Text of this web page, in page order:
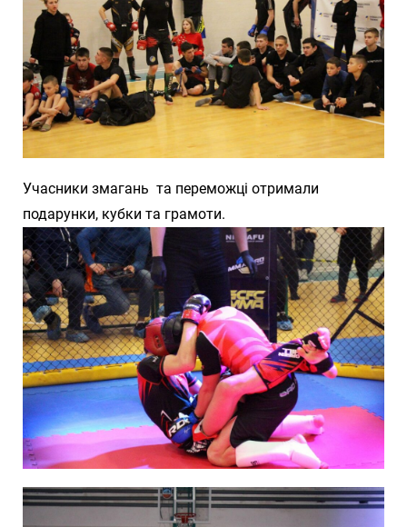
Учасники змагань та переможці отримали
подарунки, кубки та грамоти.